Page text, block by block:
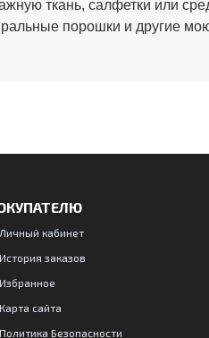
ткань, салфетки или
порошки и другие
Личный кабинет
История заказов
Избранное
Карта сайта
Политика Безопасности